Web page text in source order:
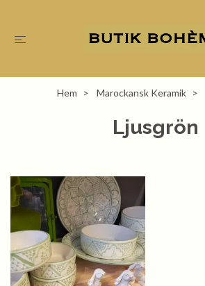
Hem Marockansk Keramik
Ljusgrön